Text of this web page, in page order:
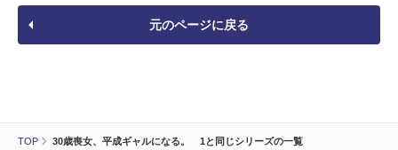
TOP 30歳喪女、平成ギャルになる。 1と同じシリーズの一覧
元のページに戻る